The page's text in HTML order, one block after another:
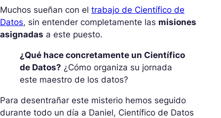
Muchos sueñan con el trabajo de Científico de
Datos, sin entender completamente las misiones
asignadas a este puesto.
¿Qué hace concretamente un Científico
de Datos? ¿Cómo organiza su jornada
este maestro de los datos?
Para desentrañar este misterio hemos seguido
durante todo un día a Daniel, Científico de Datos